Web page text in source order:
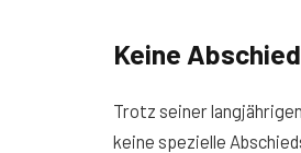
Keine
Trotz seiner
keine spezielle